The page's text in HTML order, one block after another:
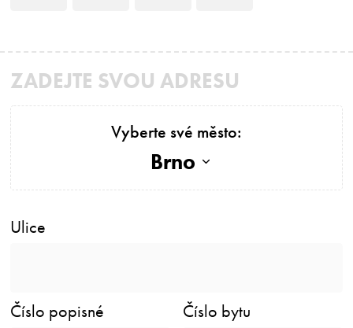
ZADEJTE SVOU ADRESU
Vyberte své město:
Brno
Ulice
Číslo popisné Číslo bytu